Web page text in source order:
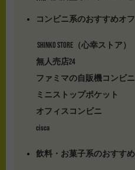
コンビニ系のおすすめオ
SHINKO STORE（心幸ストア）
無人売店24
ファミマの自販機コンビニ
ミニストップポケット
オフィスコンビニ
cisca
飲料・お菓子系のおすす